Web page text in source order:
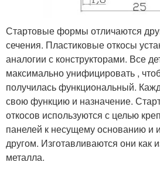
Стартовые формы отличаются
сечения. Пластиковые откосы
аналогии с конструкторами. Все
максимально унифицировать ,
получилась функциональный.
свою функцию и назначение.
откосов используются с целью
панелей к несущему основанию и
другом. Изготавливаются они как
металла.